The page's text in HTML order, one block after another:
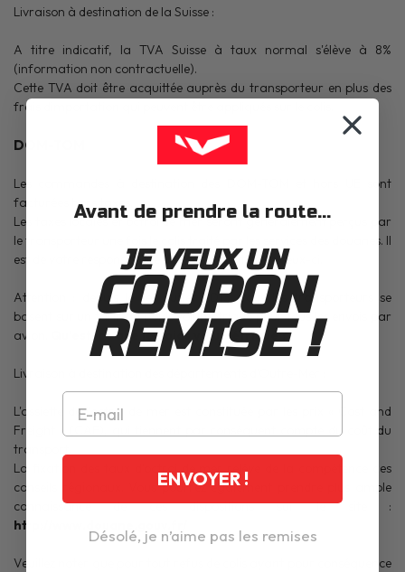
Livraison à destination de la Suisse :
A titre indicatif, la TVA Suisse à taux normal s'élève à 8%
(information non contractuelle).
Cette TVA doit être acquittée auprès du transporteur en plus des
frais dimportation qui peuvent être appliqués sur le colis.
DOM-TOM
Les commandes à destination des DOM-TOM et hors UE sont
facturées hors taxes.
Les taxes locales et octroi de mer seront généralement perçus par
le transporteur une fois le colis traité par les services des douanes. Il
est de votre responsabilité de vous acquitter de ceux-ci.
Attention : depuis le 1er Juillet 2013, tous les transporteurs se
basent sur un tarif au poids volumétrique pour tous les envois par
avion.
Qu'est-ce que le poids volumétrique ?
Livraison à destination des départements d'Outre-Mer
L'assiette de l'octroi de mer est constituée par les prix « Cost and
Freight » (CAF), qui tiennent par conséquent compte du coût du
transport.
La fixation des taux d'octroi de mer relève de la compétence des
conseils régionaux. Vous pourrez également prendre plus ample
connaissance de ces dispositions sur le site :
http://www.douane.gouv.fr/
Veuillez noter que pour tout refus de colis ayant pour conséquence
Avant de prendre la route...
JE VEUX UN
COUPON
REMISE !
ENVOYER !
Désolé, je n’aime pas les remises